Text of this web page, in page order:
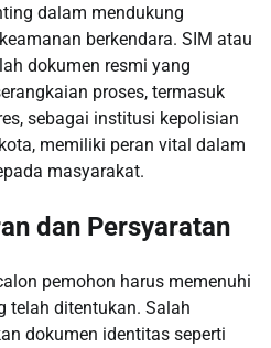
dalam mendukung
berkendara. SIM atau
dokumen resmi yang
proses, termasuk
sebagai institusi kepolisian
memiliki peran vital dalam
masyarakat.
dan Persyaratan
pemohon harus memenuhi
telah ditentukan. Salah
dokumen identitas seperti